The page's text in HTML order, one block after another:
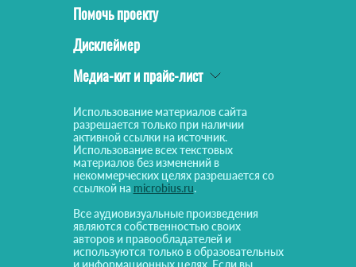
Помочь проекту
Дисклеймер
Медиа-кит и прайс-лист
Использование материалов сайта
разрешается только при наличии
активной ссылки на источник.
Использование всех текстовых
материалов без изменений в
некоммерческих целях разрешается со
ссылкой на microbius.ru.
Все аудиовизуальные произведения
являются собственностью своих
авторов и правообладателей и
используются только в образовательных
и информационных целях. Если вы